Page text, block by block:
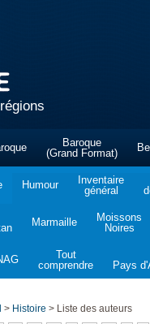
Baroque
(Grand Format)
Humour
Inventaire
général
Marmaille
Moissons
Noires
Tout
comprendre
Pays
> Histoire > Liste des auteurs